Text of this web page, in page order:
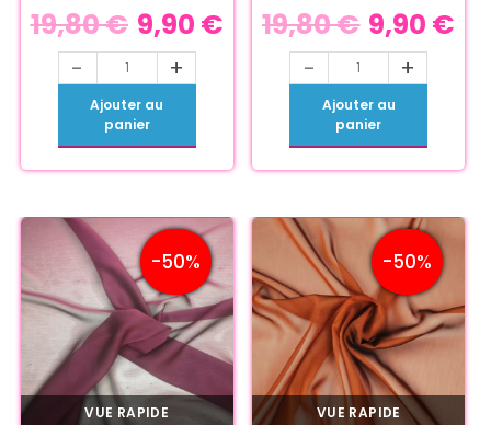
19,80€ 9,90 €
- +
Ajouter au
panier
19,80€ 9,90 €
- +
Ajouter au
panier
-50%
VUE RAPIDE
-50%
VUE RAPIDE